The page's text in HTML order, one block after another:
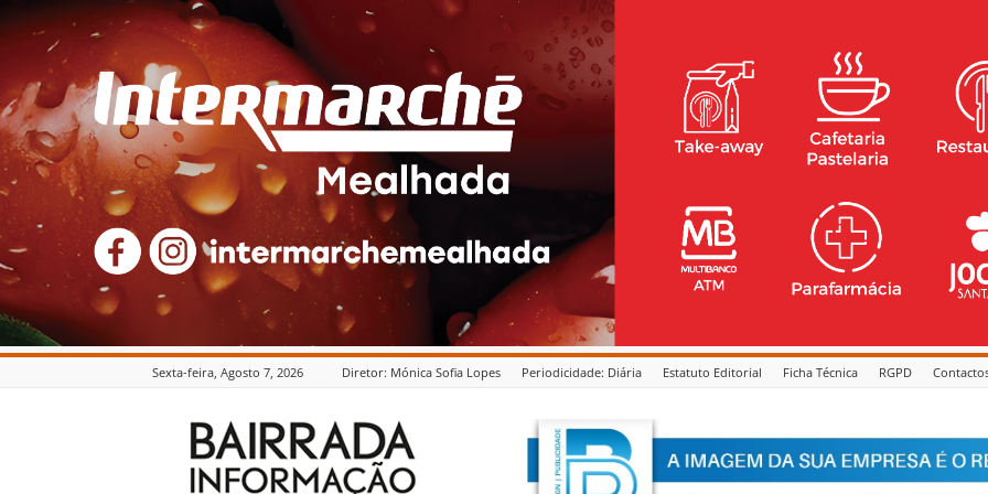
Sexta-feira, Agosto 7, 2026 Diretor: Mónica Sofia Lopes Periodicidade: Diária Estatuto Editorial Ficha Técnica RGPD
Bairrada
Informação